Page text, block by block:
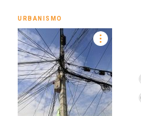
URBANISMO